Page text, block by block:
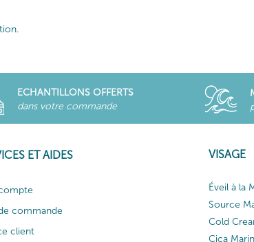
ECHANTILLONS OFFERTS
dans votre commande
ET AIDES
commande
client
VISAGE
Éveil à la
Source
Cold
Cica Marin